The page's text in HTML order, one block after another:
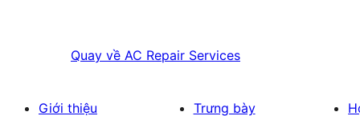
Quay về AC Repair Services
Giới thiệu Trưng bày